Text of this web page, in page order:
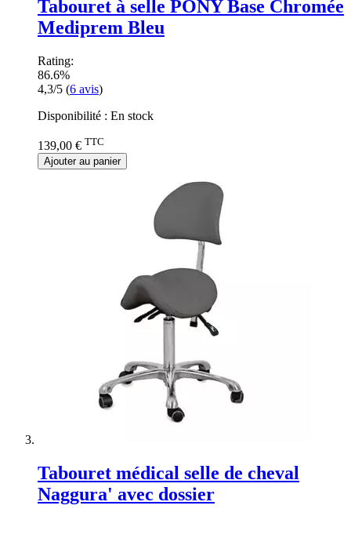
Tabouret à selle PONY Base Chromée
Mediprem Bleu
Rating:
86.6%
4,3/5 (6 avis)
Disponibilité : En stock
139,00 € TTC
Ajouter au panier
Tabouret médical selle de cheval
Naggura' avec dossier